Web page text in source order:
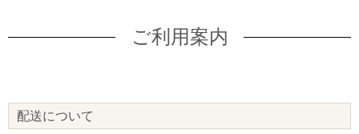
ご利用案内
配送について